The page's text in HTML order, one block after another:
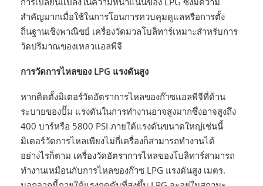
สำคัญมากเมื่อใช้ในการโอนการควบคุมดูแลหรือการตั้ง
ถิ่นฐานเชิงพาณิชย์ เครื่องวัดมวลโบลิทาร์เหมาะสำหรับการ
วัดปริมาณของเหลวแอลพีจี
การวัดการไหลของ LPG แรงดันสูง
หากติดตั้งมิเตอร์วัดอัตราการไหลของก๊าซแอลพีจีที่ด้าน
ระบายของปั๊ม แรงดันในการทำงานอาจสูงมากซึ่งอาจสูงถึง
400 บาร์หรือ 5800 PSI ภายใต้แรงดันขนาดใหญ่เช่นนี้
มิเตอร์วัดการไหลเพียงไม่กี่เครื่องก็สามารถทำงานได้
อย่างไรก็ตาม เครื่องวัดอัตราการไหลของโบลิทาร์สามารถ
ทำงานเหมือนกับการไหลของก๊าซ LPG แรงดันสูง เมตร.